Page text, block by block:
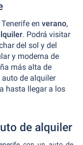
en verano,
. Podrá visitar
del sol y del
y moderna de
más alta de
auto de alquiler
hasta llegar a los
de alquiler